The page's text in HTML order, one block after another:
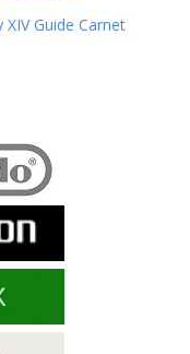
XIV Guide Carnet